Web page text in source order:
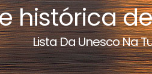
histórica
Lista Da Unesco Na